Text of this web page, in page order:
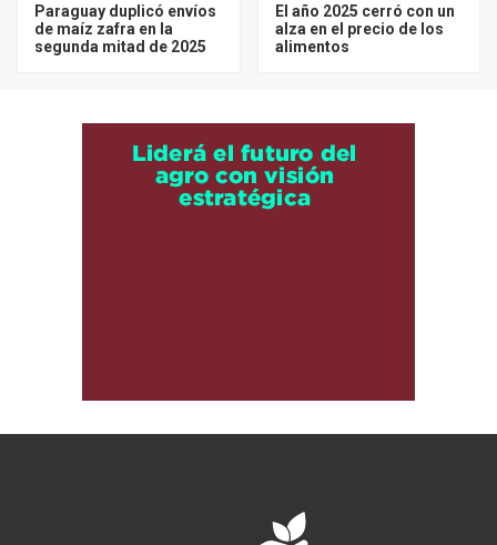
Paraguay duplicó envíos
de maíz zafra en la
segunda mitad de 2025
El año 2025 cerró con un
alza en el precio de los
alimentos